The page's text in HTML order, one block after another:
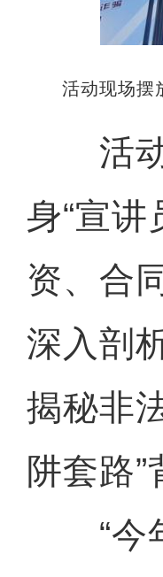
活动现场摆
活动
身“宣
资、合
深入剖
揭秘非
阱套路
“今年